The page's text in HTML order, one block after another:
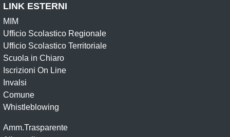
LINK ESTERNI
MIM
Ufficio Scolastico Regionale
Ufficio Scolastico Territoriale
Scuola in Chiaro
Iscrizioni On Line
Invalsi
Comune
Whistleblowing
Amm.Trasparente